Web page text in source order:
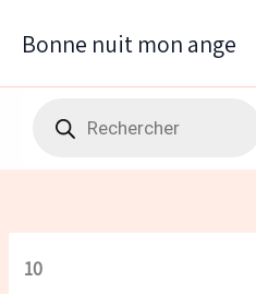
Bonne nuit mon ange
10